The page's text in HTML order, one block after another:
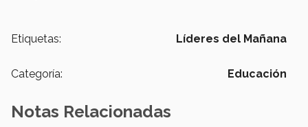
Etiquetas: Líderes del Mañana
Categoría: Educación
Notas Relacionadas